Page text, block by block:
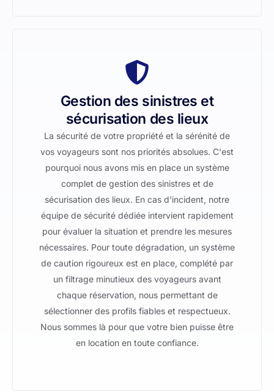
Gestion des sinistres et
sécurisation des lieux
La sécurité de votre propriété et la sérénité de
vos voyageurs sont nos priorités absolues. C'est
pourquoi nous avons mis en place un système
complet de gestion des sinistres et de
sécurisation des lieux. En cas d'incident, notre
équipe de sécurité dédiée intervient rapidement
pour évaluer la situation et prendre les mesures
nécessaires. Pour toute dégradation, un système
de caution rigoureux est en place, complété par
un filtrage minutieux des voyageurs avant
chaque réservation, nous permettant de
sélectionner des profils fiables et respectueux.
Nous sommes là pour que votre bien puisse être
en location en toute confiance.